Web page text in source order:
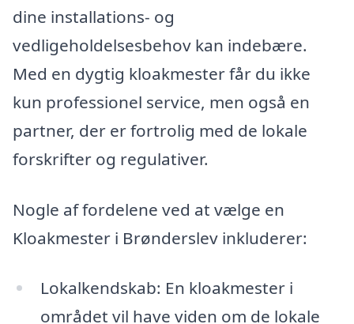
dine installations- og
vedligeholdelsesbehov kan indebære.
Med en dygtig kloakmester får du ikke
kun professionel service, men også en
partner, der er fortrolig med de lokale
forskrifter og regulativer.
Nogle af fordelene ved at vælge en
Kloakmester i Brønderslev inkluderer:
Lokalkendskab: En kloakmester i
området vil have viden om de lokale